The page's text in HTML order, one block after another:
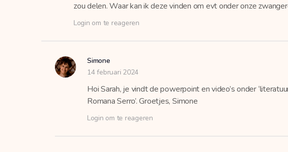
zou delen. Waar kan ik deze vinden om evt onder onze
Login om te reageren
Simone
14 februari 2024
Hoi Sarah, je vindt de powerpoint en video’s onder
Romana Serro’. Groetjes, Simone
Login om te reageren